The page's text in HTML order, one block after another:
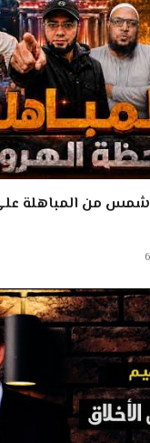
من المباهلة